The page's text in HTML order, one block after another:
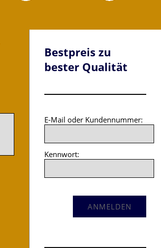
Bestpreis zu
bester Qualität
E-Mail oder Kundennummer:
Kennwort: